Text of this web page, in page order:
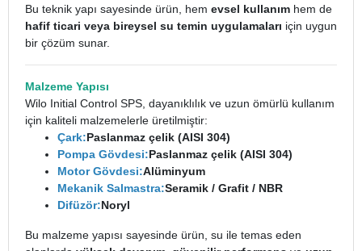
Bu teknik yapı sayesinde ürün, hem evsel kullanım hem de
hafif ticari veya bireysel su temin uygulamaları için uygun
bir çözüm sunar.
Malzeme Yapısı
Wilo Initial Control SPS, dayanıklılık ve uzun ömürlü kullanım
için kaliteli malzemelerle üretilmiştir:
Çark:Paslanmaz çelik (AISI 304)
Pompa Gövdesi:Paslanmaz çelik (AISI 304)
Motor Gövdesi:Alüminyum
Mekanik Salmastra:Seramik / Grafit / NBR
Difüzör:Noryl
Bu malzeme yapısı sayesinde ürün, su ile temas eden